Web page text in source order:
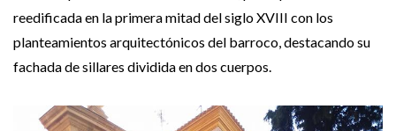
reedificada en la primera mitad del siglo XVIII con los
planteamientos arquitectónicos del barroco, destacando su
fachada de sillares dividida en dos cuerpos.